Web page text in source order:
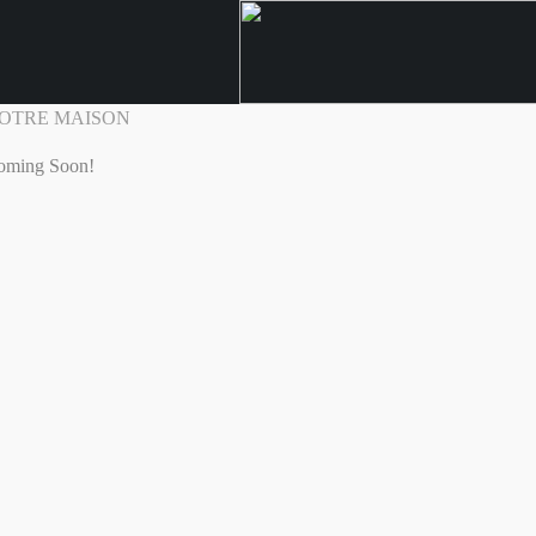
MAISON
Soon!